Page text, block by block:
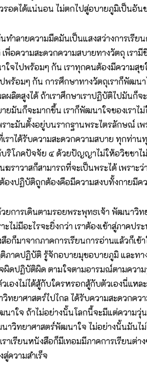
รอดได้แน่นอน ไม่ตกไปสู่อบายภูมิเป็นอัน
ทำลายความมืดมันเป็นแสงสว่างการเรีย
พื่อความสะดวกความสบายทางวัตถุ เรามี
จไปพร้อมๆ กัน เราทุกคนต้องมีความสุข
ร้อมๆ กัน การศึกษาทางวัตถุเราก็พัฒนา
ผลิตสูงได้ ถ้าเราศึกษาเราปฏิบัติไปมันก็จ
ยมันก็จะมากขึ้น เราก็พัฒนาใจของเราไ
ราะมันตั้งอยู่บนรากฐานพระไตรลักษณ์ เ
ราได้รับความสะดวกความสบาย ทุกท่าน
ริโภคปัจจัย ๔ ด้วยปัญญาไม่ให้อวิชชาไ
ฆราวาสก็สามารถที่จะเป็นพระได้ เพราะ
องปฏิบัติถูกต้องคือมีความสงบทั้งกายมีค
วยการเดินตามรอยพระพุทธเจ้า พัฒนาวิ
ะไม่มีอะไรจะยิ่งกว่า เราต้องเข้าสู่ภาคป
อก็มาจากภาคการเรียนการอ่านแล้วก็เข้
ภาคปฏิบัติ รู้จักอบายมุขอบายภูมิ และทา
ผิดปฏิบัติผิด ตามใจตามอารมณ์ตามควา
เองไม่ได้สู้กับใครหรอกสู้กับตัวเองนี่แหล
ยาศาสตร์ไปไกล ได้รับความสะดวกคว
าใจ ถ้าไม่อย่างนั้นโลกนี้จะมีแต่ความวุ่น
าวิทยาศาสตร์พัฒนาใจ ไม่อย่างนั้นมันไม่
าเรียนหนังสือก็มีเทอมมีภาคการเรียนต่า
ความสำเร็จ